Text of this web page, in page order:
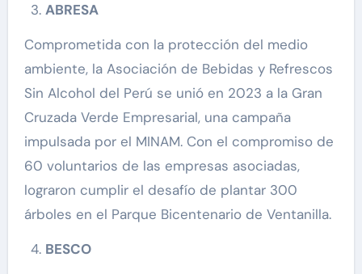
ABRESA
Comprometida con la protección del medio
ambiente, la Asociación de Bebidas y Refrescos
Sin Alcohol del Perú se unió en 2023 a la Gran
Cruzada Verde Empresarial, una campaña
impulsada por el MINAM. Con el compromiso de
60 voluntarios de las empresas asociadas,
lograron cumplir el desafío de plantar 300
árboles en el Parque Bicentenario de Ventanilla.
BESCO